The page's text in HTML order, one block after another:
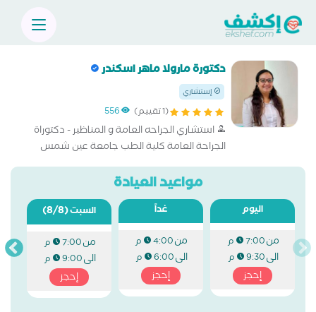
دكتورة مارولا ماهر اسكندر
إستشاري
(1 تقييم) 556
استشاري الجراحه العامة و المناظير - دكتوراة
الجراحة العامة كلية الطب جامعة عين شمس
مواعيد العيادة
اليوم
من7:00 م
الى9:30 م
إحجز
غداً
من4:00 م
الى6:00 م
إحجز
السبت(8/8)
من7:00 م
الى9:00 م
إحجز